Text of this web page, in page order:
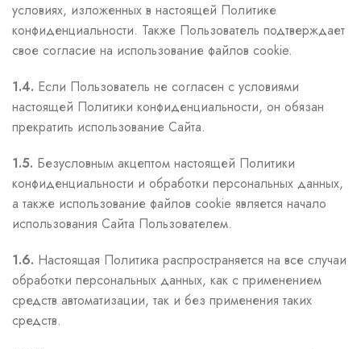
условиях, изложенных в настоящей Политике
конфиденциальности. Также Пользователь подтверждает
свое согласие на использование файлов cookie.
1.4. Если Пользователь не согласен с условиями
настоящей Политики конфиденциальности, он обязан
прекратить использование Сайта.
1.5. Безусловным акцептом настоящей Политики
конфиденциальности и обработки персональных данных,
а также использование файлов cookie является начало
использования Сайта Пользователем.
1.6. Настоящая Политика распространяется на все случаи
обработки персональных данных, как с применением
средств автоматизации, так и без применения таких
средств.